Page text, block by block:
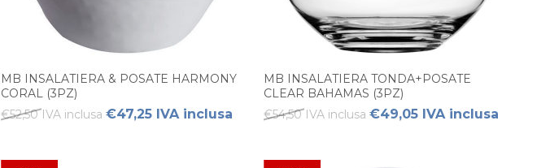
MB INSALATIERA & POSATE HARMONY
CORAL (3PZ)
€52,50 IVA inclusa €47,25 IVA inclusa
MB INSALATIERA TONDA+POSATE
CLEAR BAHAMAS (3PZ)
€54,50 IVA inclusa €49,05 IVA inclusa